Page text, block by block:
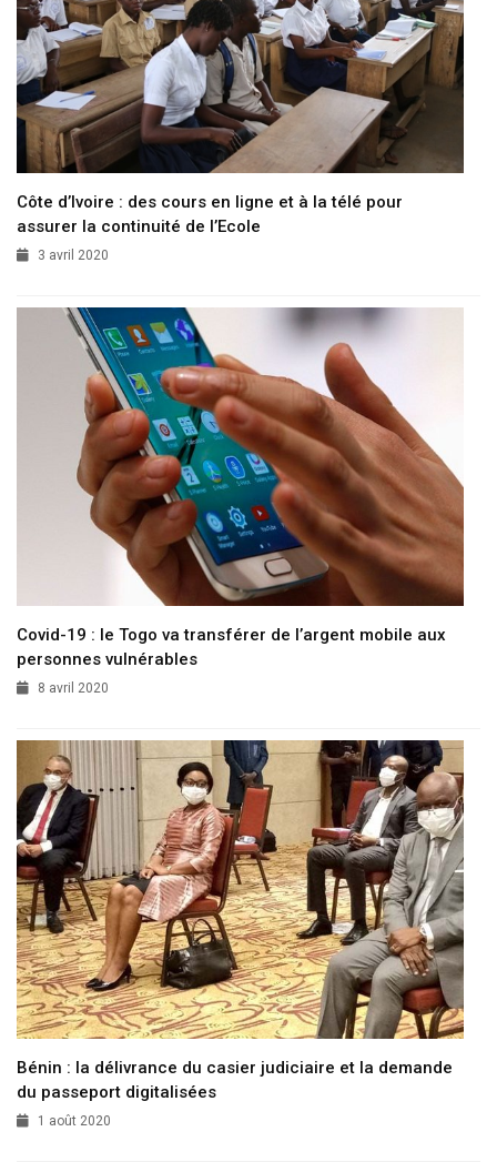
Côte d’Ivoire : des cours en ligne et à la télé pour
assurer la continuité de l’Ecole
3 avril 2020
Covid-19 : le Togo va transférer de l’argent mobile aux
personnes vulnérables
8 avril 2020
Bénin : la délivrance du casier judiciaire et la demande
du passeport digitalisées
1 août 2020